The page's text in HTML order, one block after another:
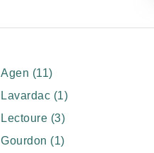
Agen (11)
Lavardac (1)
Lectoure (3)
Gourdon (1)